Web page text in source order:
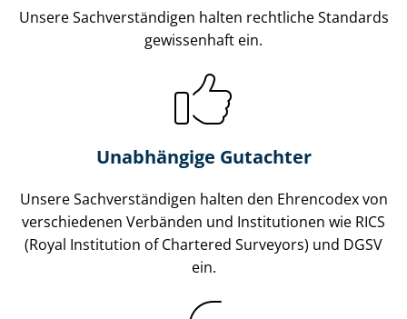
Unsere Sach­ver­stän­di­gen halten rechtliche Standards
gewissenhaft ein.
Unabhängige Gutachter
Unsere Sach­ver­stän­di­gen halten den Ehrencodex von
verschiedenen Verbänden und Institutionen wie RICS
(Royal Institution of Chartered Surveyors) und DGSV
ein.